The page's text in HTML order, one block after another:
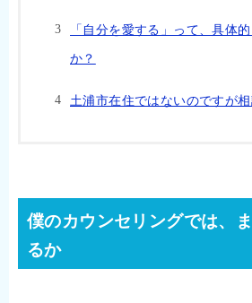
「自分を愛する」って、具体
か？
土浦市在住ではないのですが
僕のカウンセリングでは、
るか